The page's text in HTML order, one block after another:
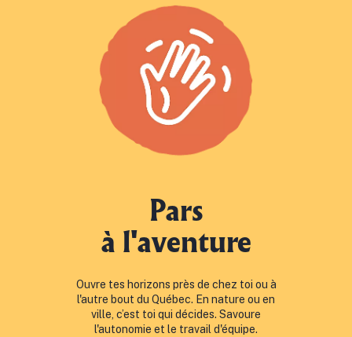
Pars
à l'aventure
Ouvre tes horizons près de chez toi ou à
l'autre bout du Québec. En nature ou en
ville, c’est toi qui décides. Savoure
l'autonomie et le travail d'équipe.